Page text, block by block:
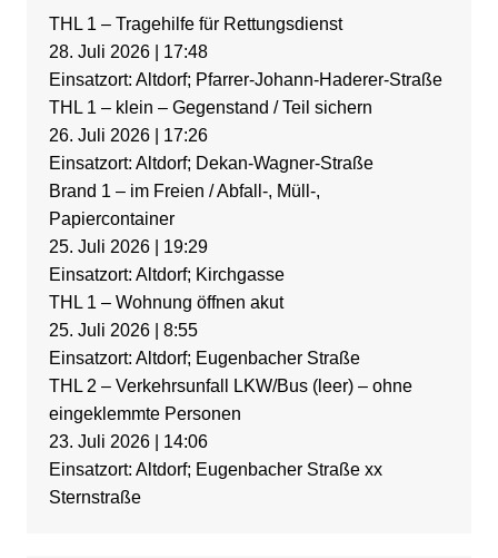
THL 1 – Tragehilfe für Rettungsdienst
28. Juli 2026| 17:48
Einsatzort: Altdorf; Pfarrer-Johann-Haderer-Straße
THL 1 – klein – Gegenstand / Teil sichern
26. Juli 2026| 17:26
Einsatzort: Altdorf; Dekan-Wagner-Straße
Brand 1 – im Freien / Abfall-, Müll-,
Papiercontainer
25. Juli 2026| 19:29
Einsatzort: Altdorf; Kirchgasse
THL 1 – Wohnung öffnen akut
25. Juli 2026| 8:55
Einsatzort: Altdorf; Eugenbacher Straße
THL 2 – Verkehrsunfall LKW/Bus (leer) – ohne
eingeklemmte Personen
23. Juli 2026| 14:06
Einsatzort: Altdorf; Eugenbacher Straße xx
Sternstraße